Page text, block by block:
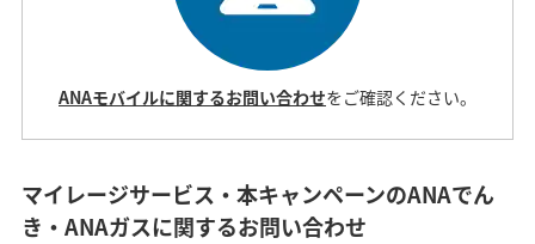
ANAモバイルに関するお問い合わせをご確認ください。
マイレージサービス・本キャンペーンのANAでん
き・ANAガスに関するお問い合わせ